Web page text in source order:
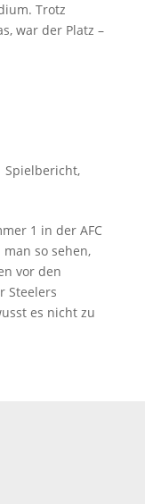
Trotz
war der Platz –
Spielbericht,
1 in der AFC
so sehen,
vor den
Steelers
es nicht zu